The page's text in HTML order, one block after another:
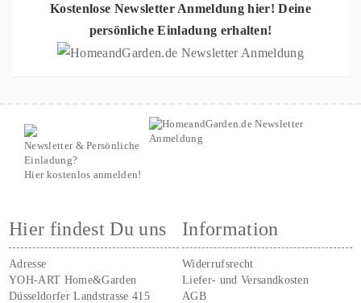
Kostenlose Newsletter Anmeldung hier! Deine
persönliche Einladung erhalten!
Newsletter & Persönliche
Einladung?
Hier kostenlos anmelden!
Hier findest Du uns
Adresse
YOH-ART Home&Garden
Düsseldorfer Landstrasse 415
Information
Widerrufsrecht
Liefer- und Versandkosten
AGB